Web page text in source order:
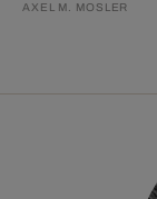
AXEL M. MOSLER